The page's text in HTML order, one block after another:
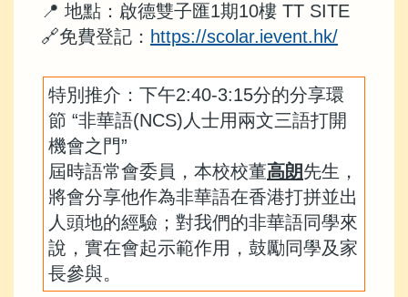
📍 地點：啟德雙子匯1期10樓 TT SITE
🔗免費登記： https://scolar.ievent.hk/
特別推介：下午2:40-3:15分的分享環
節 “非華語(NCS)人士用兩文三語打開
機會之門”
屆時語常會委員，本校校董高朗先生，
將會分享他作為非華語在香港打拼並出
人頭地的經驗；對我們的非華語同學來
說，實在會起示範作用，鼓勵同學及家
長參與。